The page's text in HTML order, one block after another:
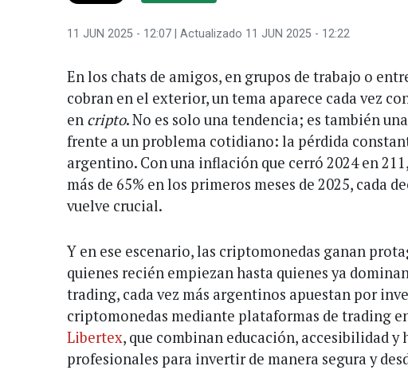
11 JUN 2025 - 12:07 | Actualizado 11 JUN 2025 - 12:22
En los chats de amigos, en grupos de trabajo o
cobran en el exterior, un tema aparece cada vez
en cripto. No es solo una tendencia; es también
frente a un problema cotidiano: la pérdida
argentino. Con una inflación que cerró 2024 en
más de 65% en los primeros meses de 2025, cada
vuelve crucial.
Y en ese escenario, las criptomonedas ganan
quienes recién empiezan hasta quienes ya
trading, cada vez más argentinos apuestan por
criptomonedas mediante plataformas de trading
Libertex, que combinan educación, accesibilidad y
profesionales para invertir de manera segura y